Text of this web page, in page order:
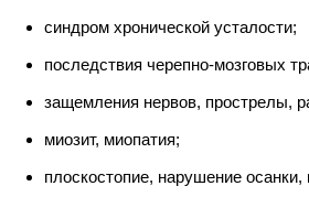
синдром хронической усталости;
последствия черепно-мозговых
защемления нервов, прострелы,
миозит, миопатия;
плоскостопие, нарушение осанки,